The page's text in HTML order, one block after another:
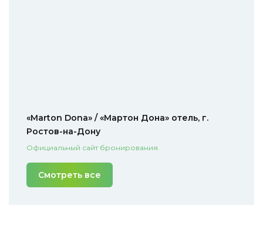
«Marton Dona» / «Мартон Дона» отель, г.
Ростов-на-Дону
Официальный сайт бронирования.
Смотреть все